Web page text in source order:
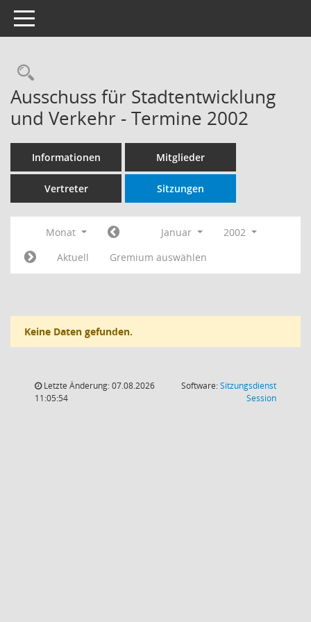
Toggle navigation
Rechercheauswahl
Ausschuss für Stadtentwicklung
und Verkehr - Termine 2002
Informationen Mitglieder
Vertreter Sitzungen
Monat Januar
2002
Aktuell
Gremium auswählen
Keine Daten gefunden.
Letzte Änderung: 07.08.2026
11:05:54
Software:Sitzungsdienst
Session(Wird in